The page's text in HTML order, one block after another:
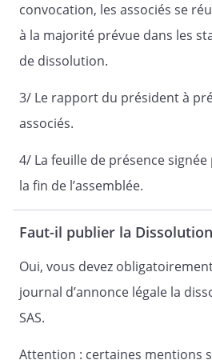
Nous vous prions d'agréer
de nos sentiments
Signature :
convocation, les associés se
à la majorité prévue dans les
de dissolution.
3/ Le rapport du président à
associés.
4/ La feuille de présence signée
la fin de l’assemblée.
Faut-il publier la Dissolution
Oui, vous devez
journal d’annonce légale la
SAS.
Attention : certaines mentions